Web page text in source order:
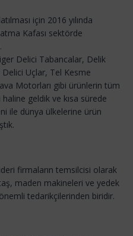
için 2016 yılında
Kafası sektörde
Delici Tabancalar, Delik
Uçlar, Tel Kesme
Motorları gibi ürünlerin tüm
geldik ve kısa sürede
ile dünya ülkelerine ürün
firmaların temsilcisi olarak
maden makineleri ve yedek
tedarikçilerinden biridir.